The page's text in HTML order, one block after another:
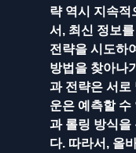
략 역시 지속적
서, 최신 정보
전략을 시도하
방법을 찾아나
과 전략은 서로
운은 예측할 수
과 롤링 방식을
다. 따라서, 올